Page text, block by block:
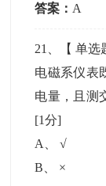
答案： A
21 、【单选
电磁系仪表
电量，且测
[1分]
A
、√
B
×